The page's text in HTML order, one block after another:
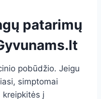
patarimų
pobūdžio. Jeigu
simptomai
kreipkitės į